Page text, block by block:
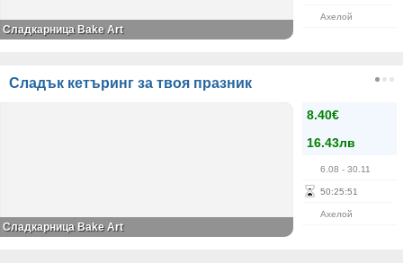
Ахелой
Сладкарница Bake Art
Сладък кетъринг за твоя празник
8.40€
16.43лв
6.08 - 30.11
50:25:51
Ахелой
Сладкарница Bake Art